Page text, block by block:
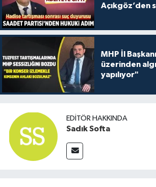
Açıkgöz’den
MHP İl
üzerinden
yapılıyor"
EDITÖR HAKKINDA
Sadık Softa